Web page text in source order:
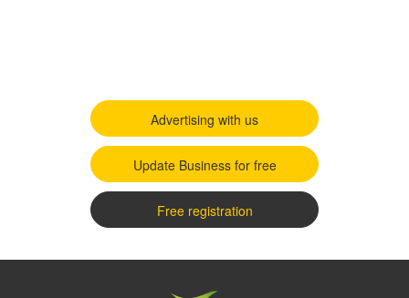
Advertising with us
Update Business for free
Free registration